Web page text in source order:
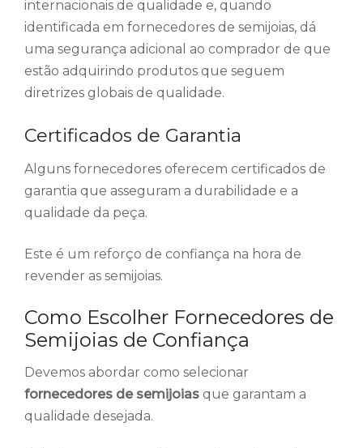
internacionais de qualidade e, quando
identificada em fornecedores de semijoias, dá
uma segurança adicional ao comprador de que
estão adquirindo produtos que seguem
diretrizes globais de qualidade.
Certificados de Garantia
Alguns fornecedores oferecem certificados de
garantia que asseguram a durabilidade e a
qualidade da peça.
Este é um reforço de confiança na hora de
revender as semijoias.
Como Escolher Fornecedores de
Semijoias de Confiança
Devemos abordar como selecionar
fornecedores de semijoias que garantam a
qualidade desejada.